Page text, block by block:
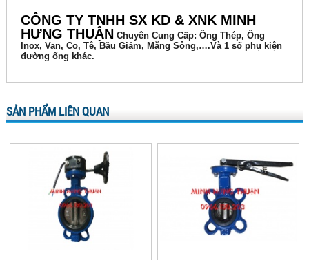
CÔNG TY TNHH SX KD & XNK MINH
HƯNG THUẬN ChuyênCung Cấp: Ống Thép, Ống
Inox, Van, Co, Tê, Bầu Giảm, Măng Sông,….Và 1 số phụ kiện
đường ống khác.
SẢN PHẨM LIÊN QUAN